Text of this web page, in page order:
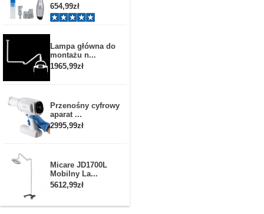
654,99zł
Lampa główna do
montażu n...
1965,99zł
Przenośny cyfrowy
aparat ...
2995,99zł
Micare JD1700L
Mobilny La...
5612,99zł